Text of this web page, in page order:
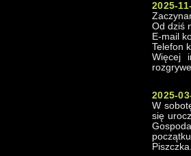
2025-
Od dziś
E-mail
Telefon
Więcej
2025-
W
się
Piszczka.